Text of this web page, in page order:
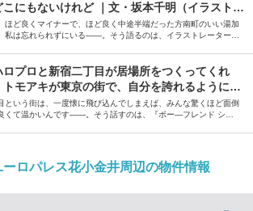
ないけれど ｜文・坂本千明（イラストレ
ー）
ほど良くマイナーで、ほど良く中途半端だった方南町のいい湯加
私は忘れられずにいる――。そう語るのは、イラストレーターの
ロプロと新宿二丁目が居場所をつくってくれ
トモアキが東京の街で、自分を誇れるようにな
で
という街は、一度懐に飛び込んでしまえば、みんな驚くほど面倒
くて温かいんです――。そう話すのは、『ボー―フレンド シー
ロパレス花小金井周辺の物件情報